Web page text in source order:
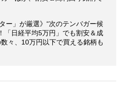
ー」が厳選》“次のテンバガー候
「日経平均5万円」でも割安＆成
々、10万円以下で買える銘柄も